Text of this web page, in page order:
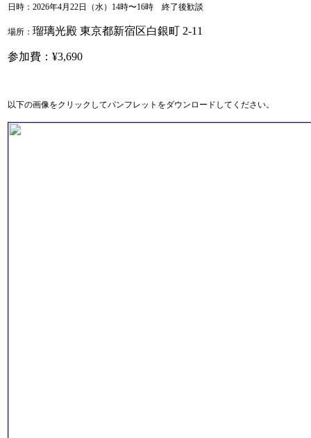
日時：2026年4月22日（水）14時〜16時 終了後歓談
場所： 瑠璃光殿 東京都新宿区白銀町 2-11
参加費：¥3,690
以下の画像をクリックしてパンフレットをダウンロードしてください。